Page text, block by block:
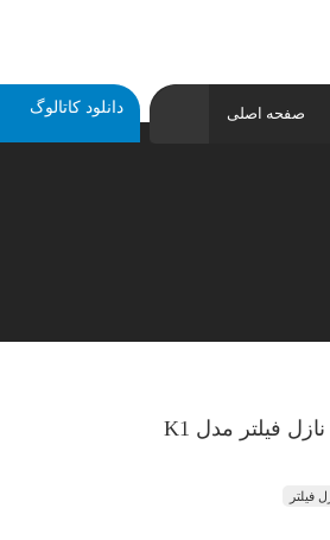
صفحه اصلی دانلود کاتالوگ
نازل فیلتر مدل K1
فیلتر